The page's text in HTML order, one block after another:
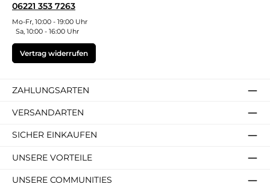
06221 353 7263
Mo-Fr, 10:00 - 19:00 Uhr
Sa, 10:00 - 16:00 Uhr
Vertrag widerrufen
ZAHLUNGSARTEN
VERSANDARTEN
SICHER EINKAUFEN
UNSERE VORTEILE
UNSERE COMMUNITIES